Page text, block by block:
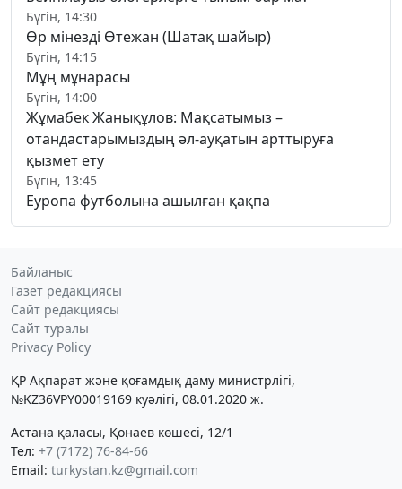
Бүгін, 14:30
Өр мінезді Өтежан (Шатақ шайыр)
Бүгін, 14:15
Мұң мұнарасы
Бүгін, 14:00
Жұмабек Жанықұлов: Мақсатымыз –
отандастарымыздың әл-ауқатын арттыруға
қызмет ету
Бүгін, 13:45
Еуропа футболына ашылған қақпа
Байланыс
Газет редакциясы
Сайт редакциясы
Сайт туралы
Privacy Policy
ҚР Ақпарат және қоғамдық даму министрлігі,
№KZ36VPY00019169 куәлігі, 08.01.2020 ж.
Астана қаласы, Қонаев көшесі, 12/1
Тел: +7 (7172) 76-84-66
Email: turkystan.kz@gmail.com